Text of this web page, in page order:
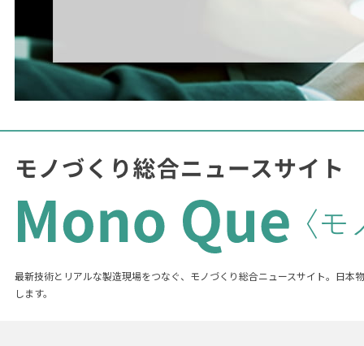
最新技術とリアルな製造現場をつなぐ、モノづくり総合ニュースサイト。日本
します。